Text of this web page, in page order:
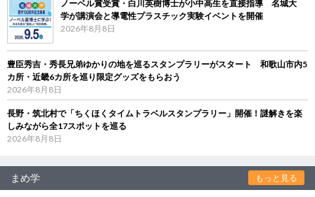
ノーベル賞受賞・白川英樹博士が小中高生を直接指導 名城大
学が講演会と導電性プラスチック実験イベントを開催
2026年8月8日
豊臣秀吉・秀長兄弟ゆかりの地を巡るスタンプラリーがスタート 和歌山市内5
カ所・近畿6カ所を巡り限定グッズをもらおう
2026年8月8日
長野・筑北村で「ちくほくタイムトラベルスタンプラリー」開催！謎解きを楽
しみながら全17スポットを巡る
2026年8月8日
まめ学 もっと見る